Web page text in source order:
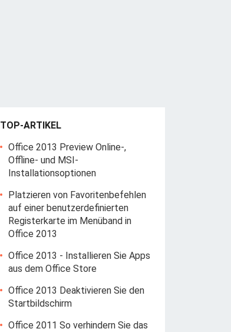
TOP-ARTIKEL
Office 2013 Preview Online-,
Offline- und MSI-
Installationsoptionen
Platzieren von Favoritenbefehlen
auf einer benutzerdefinierten
Registerkarte im Menüband in
Office 2013
Office 2013 - Installieren Sie Apps
aus dem Office Store
Office 2013 Deaktivieren Sie den
Startbildschirm
Office 2011 So verhindern Sie das